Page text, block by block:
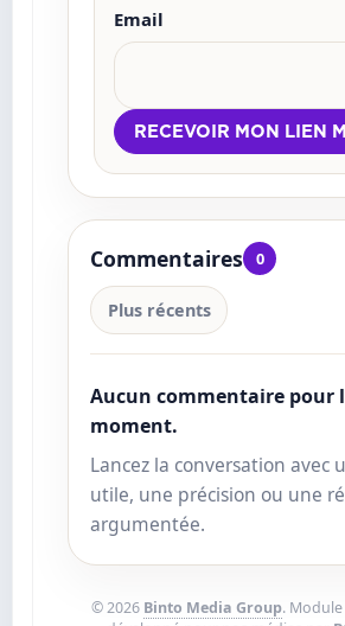
Email
Commentaires 0
Plus récents
Aucun commentaire pour
moment.
Lancez la conversation avec
utile, une précision ou une
argumentée.
© 2026 Binto Media Group.